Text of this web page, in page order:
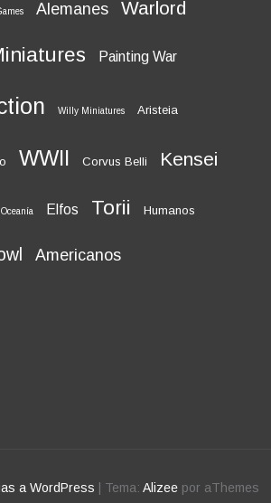
Alemanes Warlord
Painting War
Willy Miniatures Aristeia
WWII Corvus Belli Kensei
Elfos Torii Humanos
Americanos
a WordPress Tema: Alizee por aThemes